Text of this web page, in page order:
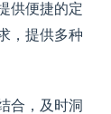
供便捷的定
，提供多种
合，及时洞